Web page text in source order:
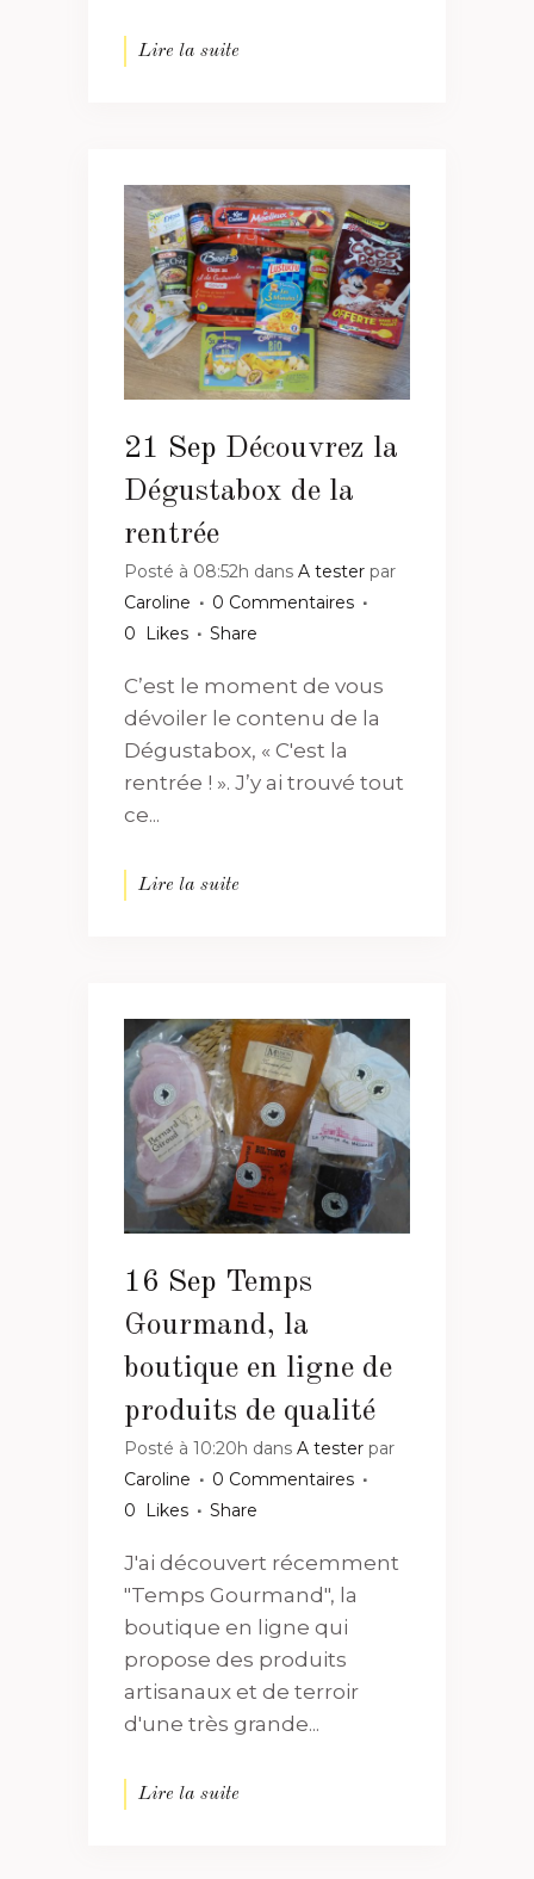
Lire la suite
21 Sep Découvrez la
Dégustabox de la
rentrée
Posté à 08:52h dans A tester par
Caroline
0 Commentaires
0
Likes Share
C’est le moment de vous
dévoiler le contenu de la
Dégustabox, « C'est la
rentrée ! ». J’y ai trouvé tout
ce...
Lire la suite
16 Sep Temps
Gourmand, la
boutique en ligne de
produits de qualité
Posté à 10:20h dans A tester par
Caroline
0 Commentaires
0
Likes Share
J'ai découvert récemment
"Temps Gourmand", la
boutique en ligne qui
propose des produits
artisanaux et de terroir
d'une très grande...
Lire la suite